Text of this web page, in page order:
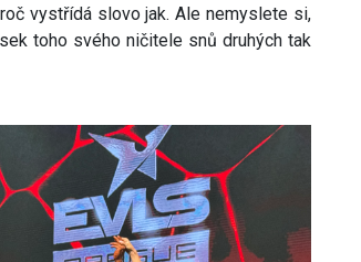
vystřídá slovo jak. Ale nemyslete si,
toho svého ničitele snů druhých tak